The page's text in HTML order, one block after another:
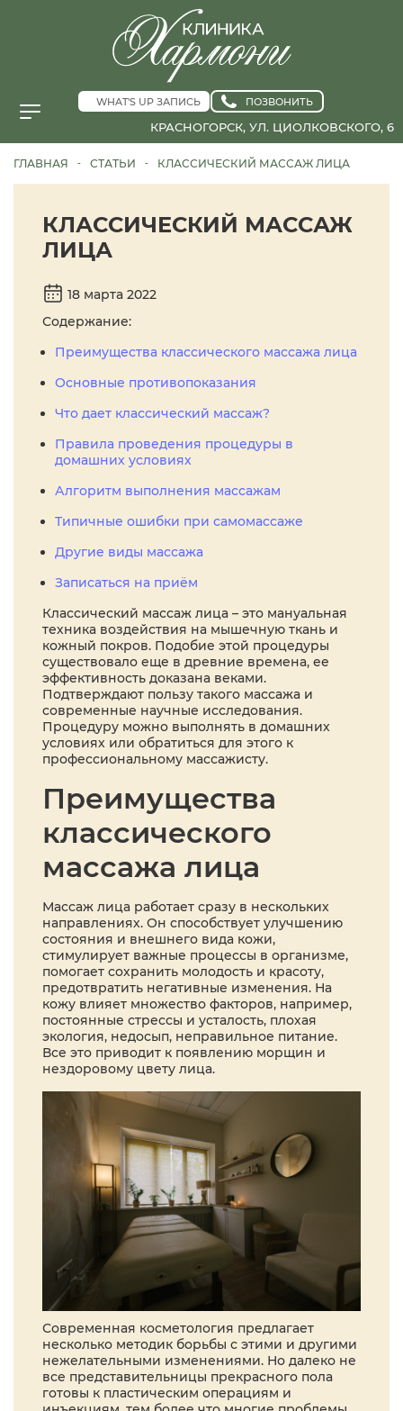
WHAT'S UP ЗАПИСЬ ПОЗВОНИТЬ
КРАСНОГОРСК, УЛ. ЦИОЛКОВСКОГО, 6
ГЛАВНАЯ - СТАТЬИ - КЛАССИЧЕСКИЙ МАССАЖ ЛИЦА
КЛАССИЧЕСКИЙ МАССАЖ
ЛИЦА
18 марта 2022
Содержание:
Преимущества классического массажа лица
Основные противопоказания
Что дает классический массаж?
Правила проведения процедуры в
домашних условиях
Алгоритм выполнения массажам
Типичные ошибки при самомассаже
Другие виды массажа
Записаться на приём
Классический массаж лица – это мануальная
техника воздействия на мышечную ткань и
кожный покров. Подобие этой процедуры
существовало еще в древние времена, ее
эффективность доказана веками.
Подтверждают пользу такого массажа и
современные научные исследования.
Процедуру можно выполнять в домашних
условиях или обратиться для этого к
профессиональному массажисту.
Преимущества
классического
массажа лица
Массаж лица работает сразу в нескольких
направлениях. Он способствует улучшению
состояния и внешнего вида кожи,
стимулирует важные процессы в организме,
помогает сохранить молодость и красоту,
предотвратить негативные изменения. На
кожу влияет множество факторов, например,
постоянные стрессы и усталость, плохая
экология, недосып, неправильное питание.
Все это приводит к появлению морщин и
нездоровому цвету лица.
Современная косметология предлагает
несколько методик борьбы с этими и другими
нежелательными изменениями. Но далеко не
все представительницы прекрасного пола
готовы к пластическим операциям и